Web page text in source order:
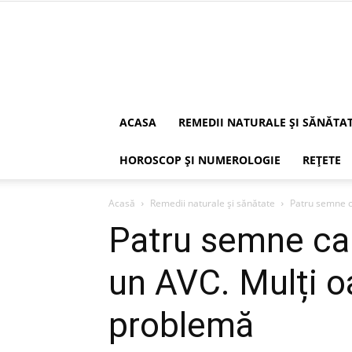
ACASA REMEDII NATURALE ȘI
HOROSCOP ȘI NUMEROLOGIE REȚETE
Acasă Remedii naturale și sănătate Patru semne
Patru semne
un AVC. Mulți
problemă